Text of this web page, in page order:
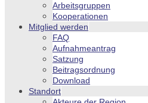
Arbeitsgruppen
Kooperationen
Mitglied werden
FAQ
Aufnahmeantrag
Satzung
Beitragsordnung
Download
Standort